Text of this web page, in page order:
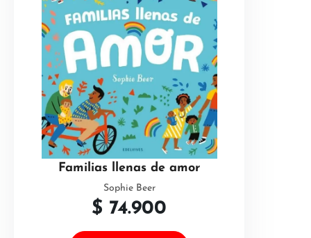
Familias llenas de amor
Sophie Beer
$ 74.900